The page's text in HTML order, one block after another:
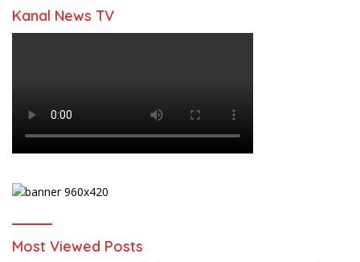
Kanal News TV
Most Viewed Posts